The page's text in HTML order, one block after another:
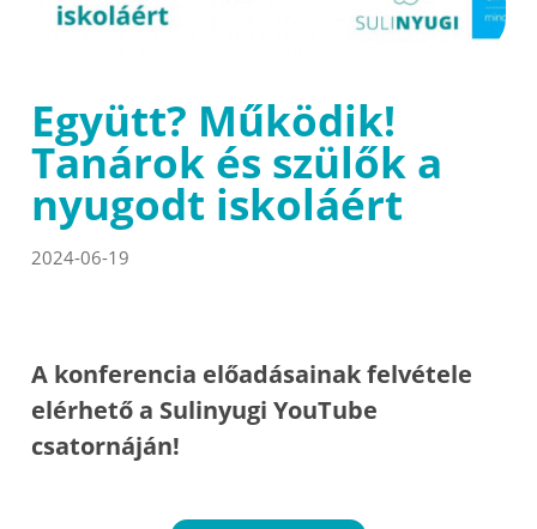
Együtt? Működik!
Tanárok és szülők a
nyugodt iskoláért
2024-06-19
A konferencia előadásainak felvétele
elérhető a Sulinyugi YouTube
csatornáján!